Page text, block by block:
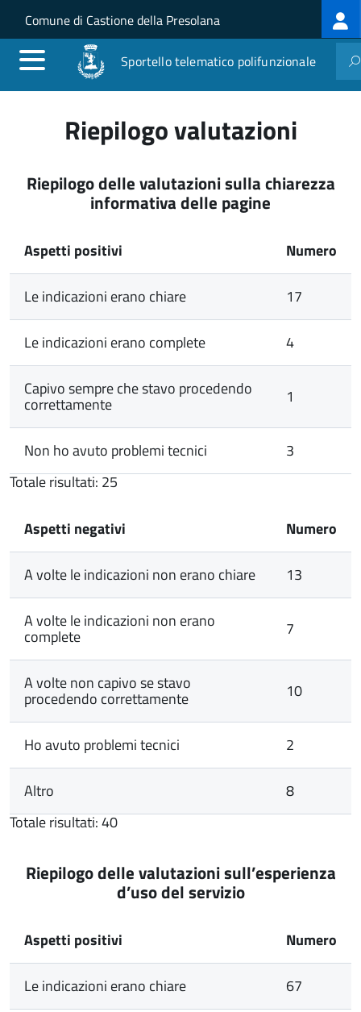
Salta al contenuto principale
Skip to site navigation
Comune di Castione della Presolana
Sportello telematico polifunzionale
Riepilogo valutazioni
Riepilogo delle valutazioni sulla chiarezza
informativa delle pagine
Aspetti positivi Numero
Le indicazioni erano chiare 17
Le indicazioni erano complete 4
Capivo sempre che stavo procedendo
correttamente 1
Non ho avuto problemi tecnici
3
Totale risultati: 25
Aspetti negativi Numero
A volte le indicazioni non erano chiare 13
A volte le indicazioni non erano
complete 7
A volte non capivo se stavo
procedendo correttamente 10
Ho avuto problemi tecnici 2
Altro
8
Totale risultati: 40
Riepilogo delle valutazioni sull’esperienza
d’uso del servizio
Aspetti positivi Numero
Le indicazioni erano chiare 67